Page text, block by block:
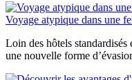
Jardins
hôtels
Voyage atypique dans une
Loin des hôtels standardisés
une nouvelle forme